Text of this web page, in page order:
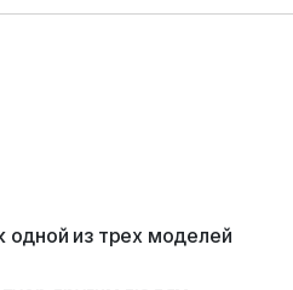
одной из трех моделей